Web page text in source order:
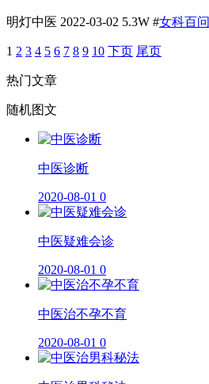
明灯中医 2022-03-02 5.3W #女科百问
1 2 3 4 5 6 7 8 9 10 下页 尾页
热门文章
随机图文
​中医诊断
2020-08-01 0
中医疑难会诊
2020-08-01 0
中医治不孕不育
2020-08-01 0